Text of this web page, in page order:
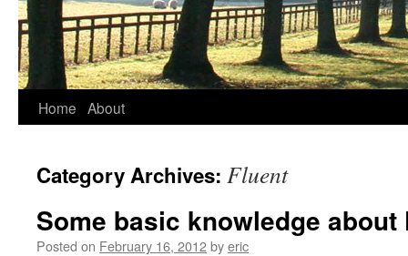
Home About
Category Archives: Fluent
Some basic knowledge about
Posted on February 16, 2012byeric